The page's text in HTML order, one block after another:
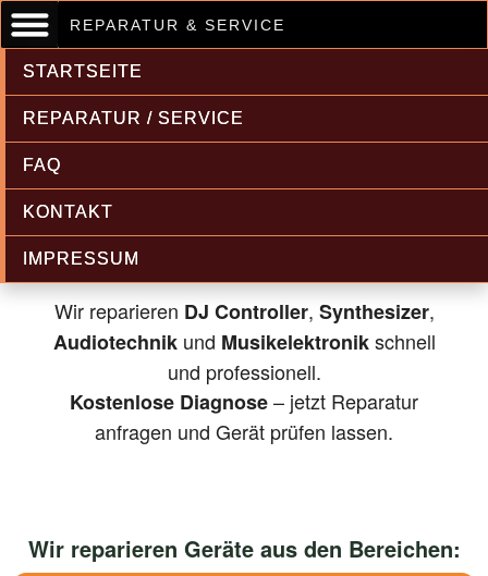
REPARATUR & SERVICE
STARTSEITE
REPARATUR / SERVICE
FAQ
KONTAKT
IMPRESSUM
Musikelektronik & Audiotechnik
Reparatur
Wir reparieren DJ Controller, Synthesizer,
Audiotechnikund Musikelektronikschnell
und professionell.
Kostenlose Diagnose– jetzt Reparatur
anfragen und Gerät prüfen lassen.
Wir reparieren Geräte aus den Bereichen: